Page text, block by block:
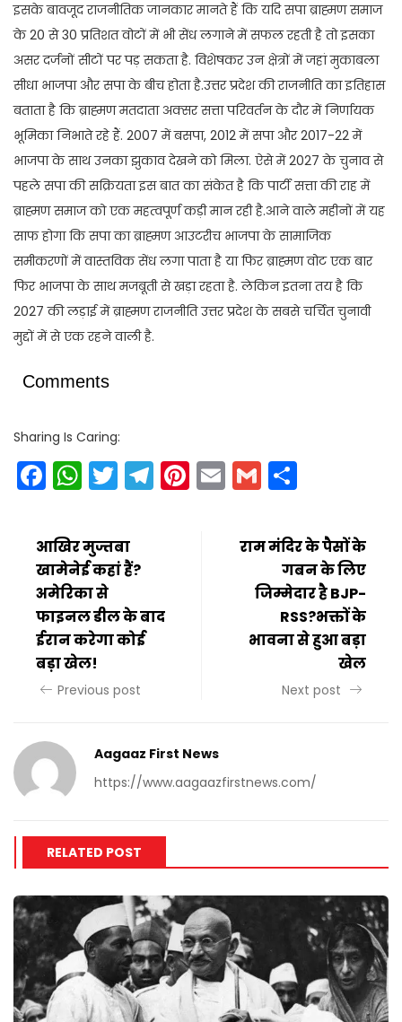
इसके बावजूद राजनीतिक जानकार मानते हैं कि यदि सपा ब्राह्मण समाज
के 20 से 30 प्रतिशत वोटों में भी सेंध लगाने में सफल रहती है तो इसका
असर दर्जनों सीटों पर पड़ सकता है. विशेषकर उन क्षेत्रों में जहां मुकाबला
सीधा भाजपा और सपा के बीच होता है.उत्तर प्रदेश की राजनीति का इतिहास
बताता है कि ब्राह्मण मतदाता अक्सर सत्ता परिवर्तन के दौर में निर्णायक
भूमिका निभाते रहे हैं. 2007 में बसपा, 2012 में सपा और 2017-22 में
भाजपा के साथ उनका झुकाव देखने को मिला. ऐसे में 2027 के चुनाव से
पहले सपा की सक्रियता इस बात का संकेत है कि पार्टी सत्ता की राह में
ब्राह्मण समाज को एक महत्वपूर्ण कड़ी मान रही है.आने वाले महीनों में यह
साफ होगा कि सपा का ब्राह्मण आउटरीच भाजपा के सामाजिक
समीकरणों में वास्तविक सेंध लगा पाता है या फिर ब्राह्मण वोट एक बार
फिर भाजपा के साथ मजबूती से खड़ा रहता है. लेकिन इतना तय है कि
2027 की लड़ाई में ब्राह्मण राजनीति उत्तर प्रदेश के सबसे चर्चित चुनावी
मुद्दों में से एक रहने वाली है.
Comments
Sharing Is Caring:
Facebook
WhatsApp
Twitter
Telegram
Pinterest
EmailGmail
आखिर मुज्तबा
खामेनेई कहां हैं?
अमेरिका से
फाइनल डील के बाद
ईरान करेगा कोई
बड़ा खेल!
Previous post
राम मंदिर के पैसों के
गबन के लिए
जिम्मेदार है BJP-
RSS?भक्तों के
भावना से हुआ बड़ा
खेल
Next post
Aagaaz First News
https://www.aagaazfirstnews.com/
RELATED POST